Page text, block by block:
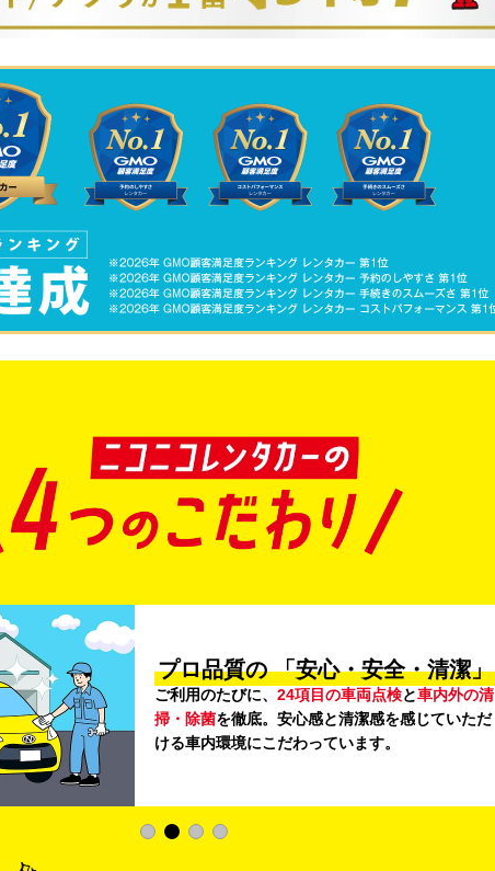
プロ品質の 「安心・安全・清潔」
ご利用のたびに、 24項目の車両点検と車内外の清
掃・除菌を徹底。安心感と清潔感を感じていただ
ける車内環境にこだわっています。